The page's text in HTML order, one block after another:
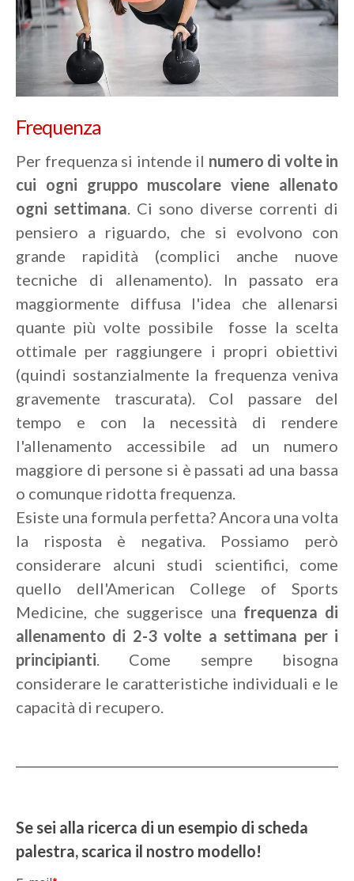
Frequenza
Per frequenza si intende il numero di volte in
cui ogni gruppo muscolare viene allenato
ogni settimana. Ci sono diverse correnti di
pensiero a riguardo, che si evolvono con
grande rapidità (complici anche nuove
tecniche di allenamento). In passato era
maggiormente diffusa l'idea che allenarsi
quante più volte possibile fosse la scelta
ottimale per raggiungere i propri obiettivi
(quindi sostanzialmente la frequenza veniva
gravemente trascurata). Col passare del
tempo e con la necessità di rendere
l'allenamento accessibile ad un numero
maggiore di persone si è passati ad una bassa
o comunque ridotta frequenza.
Esiste una formula perfetta? Ancora una volta
la risposta è negativa. Possiamo però
considerare alcuni studi scientifici, come
quello dell'American College of Sports
Medicine, che suggerisce una frequenza di
allenamento di 2-3 volte a settimana per i
principianti. Come sempre bisogna
considerare le caratteristiche individuali e le
capacità di recupero.
Se sei alla ricerca di un esempio di scheda
palestra, scarica il nostro modello!